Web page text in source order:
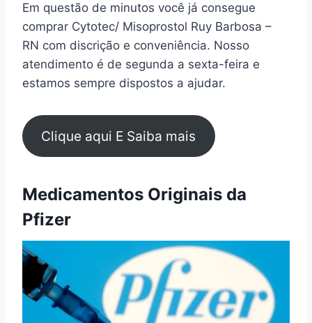
Em questão de minutos você já consegue
comprar Cytotec/ Misoprostol Ruy Barbosa –
RN com discrição e conveniência. Nosso
atendimento é de segunda a sexta-feira e
estamos sempre dispostos a ajudar.
Clique aqui E Saiba mais
Medicamentos Originais da
Pfizer